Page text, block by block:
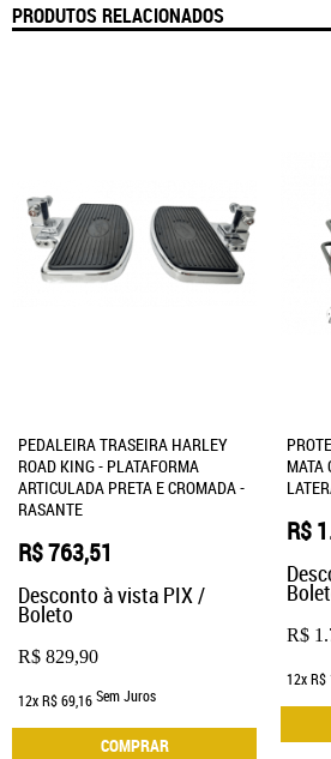
PRODUTOS RELACIONADOS
PEDALEIRA TRASEIRA HARLEY
ROAD KING - PLATAFORMA
ARTICULADA PRETA E CROMADA -
RASANTE
R$ 829,90
R$ 763,51
Desconto à vista PIX /
Boleto
12xR$ 69,16Sem Juros
COMPRAR
MATA
R$
R$
12xR$